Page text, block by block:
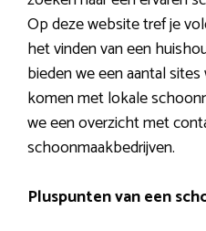
Op deze website tref je
het vinden van een
bieden we een aantal
komen met lokale
we een overzicht met
schoonmaakbedrijven.
Pluspunten van een